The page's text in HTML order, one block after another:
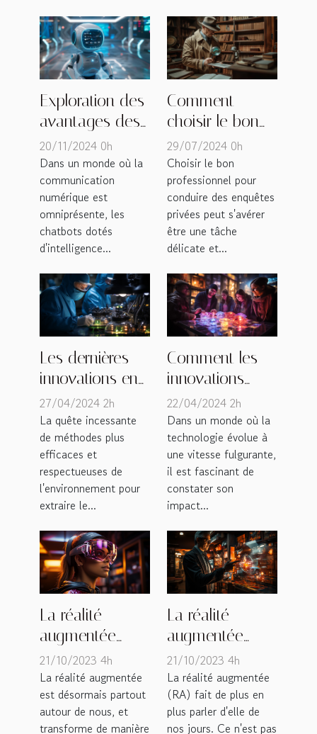
Exploration des
avantages des
chatbots IA
pour la
communication
en ligne
20/11/2024 0h
Dans un monde où la
communication
numérique est
omniprésente, les
chatbots dotés
d'intelligence...
Comment
choisir le bon
professionnel
pour vos
enquêtes
privées
29/07/2024 0h
Choisir le bon
professionnel pour
conduire des enquêtes
privées peut s'avérer
être une tâche
délicate et...
Les dernières
innovations en
matière de
méthodes
d'extraction du
CBD
27/04/2024 2h
La quête incessante
de méthodes plus
efficaces et
respectueuses de
l'environnement pour
extraire le...
Comment les
innovations
technologiques
façonnent-elles
le futur des
jeux de société
?
22/04/2024 2h
Dans un monde où la
technologie évolue à
une vitesse fulgurante,
il est fascinant de
constater son
impact...
La réalité
augmentée
transforme
notre quotidien
21/10/2023 4h
La réalité augmentée
est désormais partout
autour de nous, et
transforme de manière
La réalité
augmentée
transforme
l'expérience
utilisateur
21/10/2023 4h
La réalité augmentée
(RA) fait de plus en
plus parler d'elle de
nos jours. Ce n'est pas